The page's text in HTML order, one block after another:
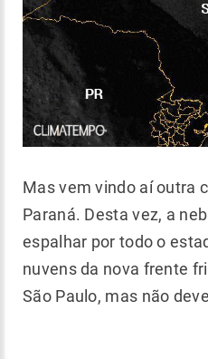
Mas vem vindo aí outra
Paraná. Desta vez, a
espalhar por todo o
nuvens da nova frente
São Paulo, mas não